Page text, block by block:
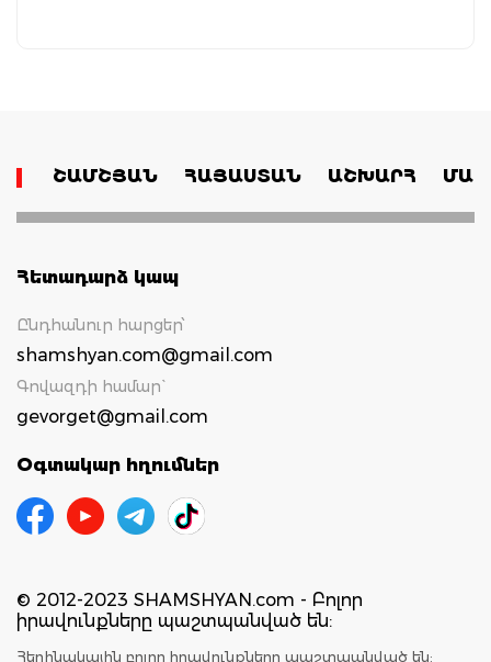
ՇԱՄՇՅԱՆ ՀԱՅԱՍՏԱՆ ԱՇԽԱՐՀ
Հետադարձ կապ
Ընդհանուր հարցեր՝
shamshyan.com@gmail.com
Գովազդի համար`
gevorget@gmail.com
Օգտակար հղումներ
© 2012-2023 SHAMSHYAN.com - Բոլոր
իրավունքները պաշտպանված են:
Հեղինակային բոլոր իրավունքները պաշտպանված են: